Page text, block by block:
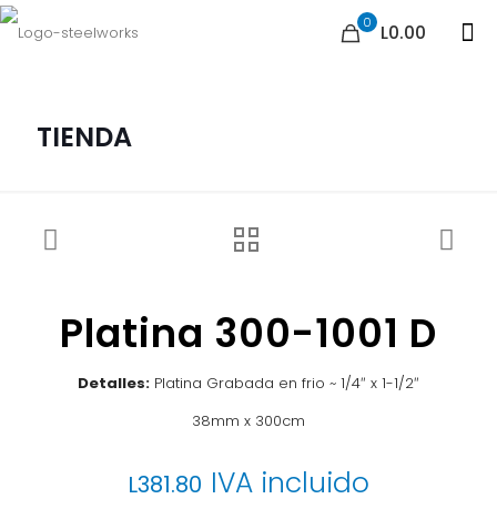
0 L0.00
TIENDA
Platina 300-1001 D
Detalles: Platina Grabada en frio ~ 1/4″ x 1-1/2″
38mm x 300cm
L381.80 IVA incluido